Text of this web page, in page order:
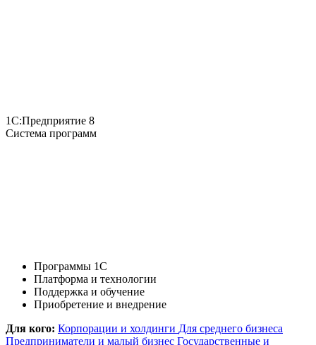
1С:Предприятие 8
Система программ
Программы 1С
Платформа и технологии
Поддержка и обучение
Приобретение и внедрение
Для кого: Корпорации и холдинги Для среднего бизнеса
Предприниматели и малый бизнес Государственные и